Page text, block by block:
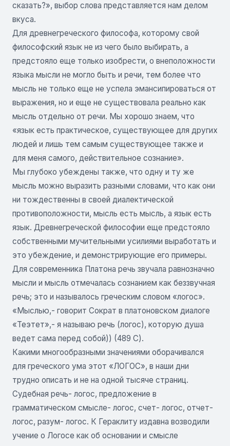
сказать?», выбор слова представляется нам делом
вкуса.
Для древнегреческого философа, которому свой
философский язык не из чего было выбирать, а
предстояло еще только изобрести, о внеположности
языка мысли не могло быть и речи, тем более что
мысль не только еще не успела эмансипироваться от
выражения, но и еще не существовала реально как
мысль отдельно от речи. Мы хорошо знаем, что
«язык есть практическое, существующее для других
людей и лишь тем самым существующее также и
для меня самого, действительное сознание».
Мы глубоко убеждены также, что одну и ту же
мысль можно выразить разными словами, что как они
ни тождественны в своей диалектической
противоположности, мысль есть мысль, а язык есть
язык. Древнегреческой философии еще предстояло
собственными мучительными усилиями выработать и
это убеждение, и демонстрирующие его примеры.
Для современника Платона речь звучала равнозначно
мысли и мысль отмечалась сознанием как беззвучная
речь; это и называлось греческим словом «логос».
«Мыслью,- говорит Сократ в платоновском диалоге
«Теэтет»,- я называю речь (логос), которую душа
ведет сама перед собой)) (489 С).
Какими многообразными значениями оборачивался
для греческого ума этот «ЛОГОС», в наши дни
трудно описать и не на одной тысяче страниц.
Судебная речь- логос, предложение в
грамматическом смысле- логос, счет- логос, отчет-
логос, разум- логос. К Гераклиту издавна возводили
учение о Логосе как об основании и смысле